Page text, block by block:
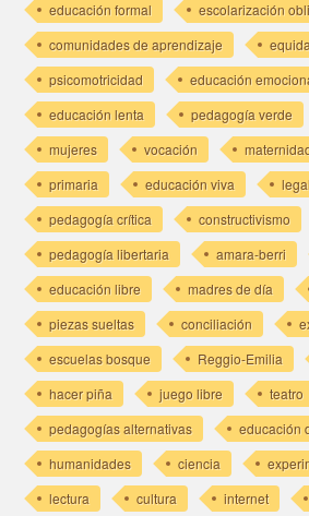
educación formal
escolarización
comunidades de aprendizaje
psicomotricidad
educación
educación lenta
pedagogía verde
mujeres
vocación
primaria
educación viva
pedagogía crítica
constructivismo
pedagogía libertaria
amara-berri
educación libre
madres de día
piezas sueltas
conciliación
escuelas bosque
Reggio-Emilia
hacer piña
juego libre
teatro
pedagogías alternativas
educación
humanidades
ciencia
lectura
cultura internet